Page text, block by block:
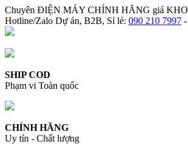
Chuyên ĐIỆN MÁY CHÍNH HÃNG giá KHO
Hotline/Zalo Dự án, B2B, Sỉ lẻ: 090 210 7997 -
SHIP COD
Phạm vi Toàn quốc
CHÍNH HÃNG
Uy tín - Chất lượng